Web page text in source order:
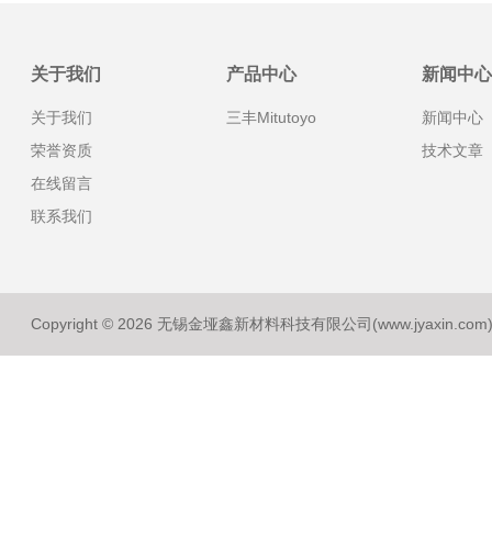
关于我们
关于我们
荣誉资质
在线留言
联系我们
产品中心
三丰Mitutoyo
新闻中心
新闻中心
技术文章
Copyright © 2026 无锡金垭鑫新材料科技有限公司